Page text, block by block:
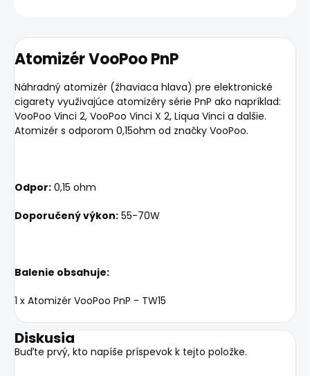
Atomizér VooPoo PnP
Náhradný atomizér (žhaviaca hlava) pre elektronické
cigarety využivajúce atomizéry série PnP ako napríklad:
VooPoo Vinci 2, VooPoo Vinci X 2, Liqua Vinci a dalšie.
Atomizér s odporom 0,15ohm od značky VooPoo.
Odpor: 0,15 ohm
Doporučený výkon: 55-70W
Balenie obsahuje:
1 x Atomizér VooPoo PnP - TW15
Diskusia
Buďte prvý, kto napíše príspevok k tejto položke.